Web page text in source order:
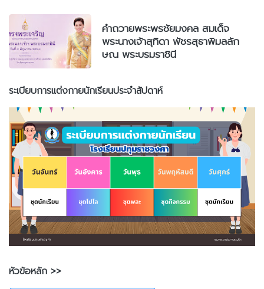
คำถวายพระพรชัยมงคล สมเด็จ
พระนางเจ้าสุทิดา พัชรสุธาพิมลลัก
ษณ พระบรมราชินี
ระเบียบการแต่งกายนักเรียนประจำสัปดาห์
หัวข้อหลัก >>